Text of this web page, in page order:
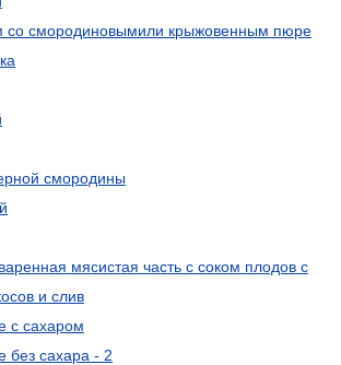
со смородиновымили крыжовенным пюре
смородины
мясистая часть с соком плодов с
и слив
с сахаром
без сахара - 2